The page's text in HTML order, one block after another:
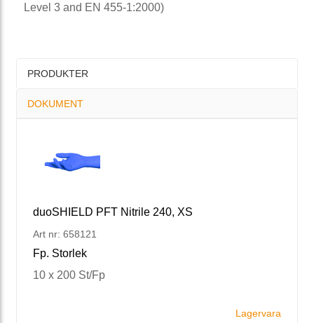
Level 3 and EN 455-1:2000)
PRODUKTER
DOKUMENT
duoSHIELD PFT Nitrile 240, XS
Art nr: 658121
Fp. Storlek
10 x 200 St/Fp
Lagervara